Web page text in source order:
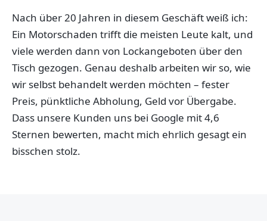
Nach über 20 Jahren in diesem Geschäft weiß ich:
Ein Motorschaden trifft die meisten Leute kalt, und
viele werden dann von Lockangeboten über den
Tisch gezogen. Genau deshalb arbeiten wir so, wie
wir selbst behandelt werden möchten – fester
Preis, pünktliche Abholung, Geld vor Übergabe.
Dass unsere Kunden uns bei Google mit 4,6
Sternen bewerten, macht mich ehrlich gesagt ein
bisschen stolz.